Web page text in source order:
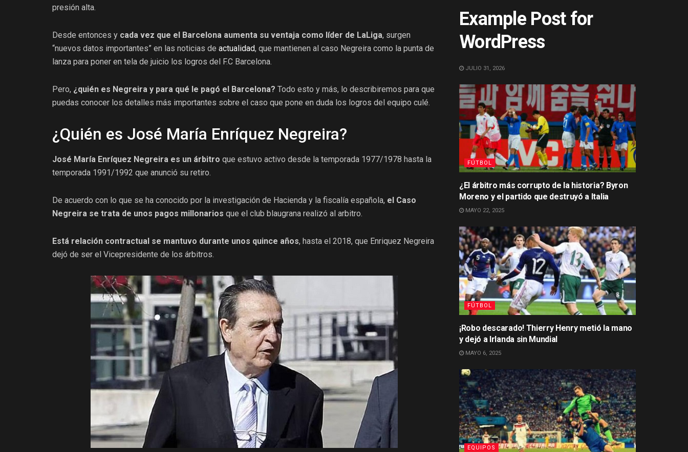
presión alta.
Desde entonces y cada vez que el Barcelona aumenta su ventaja como líder de LaLiga, surgen
“nuevos datos importantes” en las noticias de actualidad, que mantienen al caso Negreira como la punta de
lanza para poner en tela de juicio los logros del F.C Barcelona.
Pero, ¿quién es Negreira y para qué le pagó el Barcelona? Todo esto y más, lo describiremos para que
puedas conocer los detalles más importantes sobre el caso que pone en duda los logros del equipo culé.
¿Quién es José María Enríquez Negreira?
José María Enríquez Negreira es un árbitro que estuvo activo desde la temporada 1977/1978 hasta la
temporada 1991/1992 que anunció su retiro.
De acuerdo con lo que se ha conocido por la investigación de Hacienda y la fiscalía española, el Caso
Negreira se trata de unos pagos millonarios que el club blaugrana realizó al arbitro.
Está relación contractual se mantuvo durante unos quince años, hasta el 2018, que Enriquez Negreira
dejó de ser el Vicepresidente de los árbitros.
Example Post for
WordPress
JULIO 31, 2026
FÚTBOL
¿El árbitro más corrupto de la historia? Byron
Moreno y el partido que destruyó a Italia
MAYO 22, 2025
FÚTBOL
¡Robo descarado! Thierry Henry metió la mano
y dejó a Irlanda sin Mundial
MAYO 6, 2025
EQUIPOS